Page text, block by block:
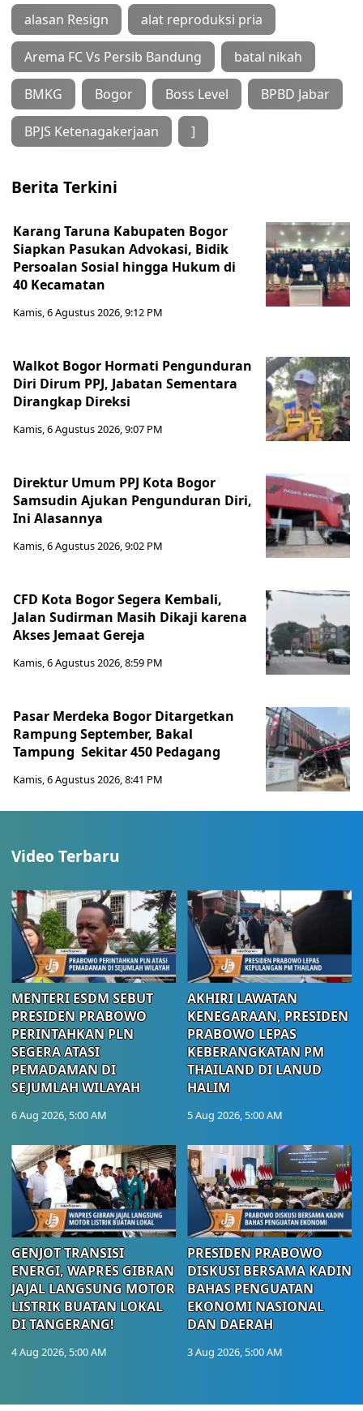
alasan Resign alat reproduksi pria
Arema FC Vs Persib Bandung batal nikah
BMKG Bogor Boss Level BPBD Jabar
BPJS Ketenagakerjaan ]
Berita Terkini
Karang Taruna Kabupaten Bogor
Siapkan Pasukan Advokasi, Bidik
Persoalan Sosial hingga Hukum di
40 Kecamatan
Kamis, 6 Agustus 2026, 9:12 PM
Walkot Bogor Hormati Pengunduran
Diri Dirum PPJ, Jabatan Sementara
Dirangkap Direksi
Kamis, 6 Agustus 2026, 9:07 PM
Direktur Umum PPJ Kota Bogor
Samsudin Ajukan Pengunduran Diri,
Ini Alasannya
Kamis, 6 Agustus 2026, 9:02 PM
CFD Kota Bogor Segera Kembali,
Jalan Sudirman Masih Dikaji karena
Akses Jemaat Gereja
Kamis, 6 Agustus 2026, 8:59 PM
Pasar Merdeka Bogor Ditargetkan
Rampung September, Bakal
Tampung Sekitar 450 Pedagang
Kamis, 6 Agustus 2026, 8:41 PM
Video Terbaru
MENTERI ESDM SEBUT
PRESIDEN PRABOWO
PERINTAHKAN PLN
SEGERA ATASI
PEMADAMAN DI
SEJUMLAH WILAYAH
6 Aug 2026, 5:00 AM
AKHIRI LAWATAN
KENEGARAAN, PRESIDEN
PRABOWO LEPAS
KEBERANGKATAN PM
THAILAND DI LANUD
HALIM
5 Aug 2026, 5:00 AM
GENJOT TRANSISI
ENERGI, WAPRES GIBRAN
JAJAL LANGSUNG MOTOR
LISTRIK BUATAN LOKAL
DI TANGERANG!
4 Aug 2026, 5:00 AM
PRESIDEN PRABOWO
DISKUSI BERSAMA KADIN
BAHAS PENGUATAN
EKONOMI NASIONAL
DAN DAERAH
3 Aug 2026, 5:00 AM